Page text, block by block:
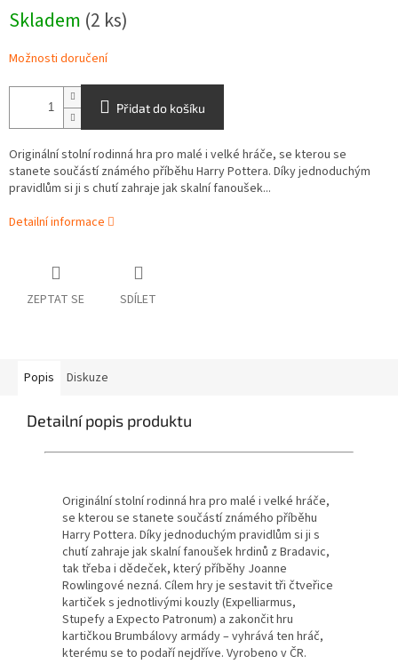
cena:
Skladem (2 ks)
Možnosti doručení
Přidat do košíku
Originální stolní rodinná hra pro malé i velké hráče, se kterou se
stanete součástí známého příběhu Harry Pottera. Díky jednoduchým
pravidlům si ji s chutí zahraje jak skalní fanoušek...
Detailní informace
ZEPTAT SE SDÍLET
Popis Diskuze
Detailní popis produktu
Originální stolní rodinná hra pro malé i velké hráče,
se kterou se stanete součástí známého příběhu
Harry Pottera. Díky jednoduchým pravidlům si ji s
chutí zahraje jak skalní fanoušek hrdinů z Bradavic,
tak třeba i dědeček, který příběhy Joanne
Rowlingové nezná. Cílem hry je sestavit tři čtveřice
kartiček s jednotlivými kouzly (Expelliarmus,
Stupefy a Expecto Patronum) a zakončit hru
kartičkou Brumbálovy armády – vyhrává ten hráč,
kterému se to podaří nejdříve. Vyrobeno v ČR.